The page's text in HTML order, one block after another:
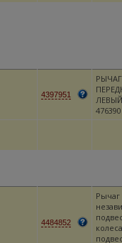
4397951
РЫЧАГ
ЛЕВЫЙ
4484852
Рычаг